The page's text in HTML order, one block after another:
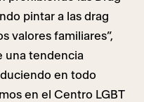
pintar a las drag
valores familiares”,
una tendencia
en todo
en el Centro LGBT